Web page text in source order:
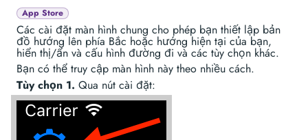
App Store
Các cài đặt màn hình chung cho phép bạn thiết lập bản
đồ hướng lên phía Bắc hoặc hướng hiện tại của bạn,
hiển thị/ẩn và cấu hình đường đi và các tùy chọn khác.
Bạn có thể truy cập màn hình này theo nhiều cách.
Tùy chọn 1. Qua nút cài đặt: